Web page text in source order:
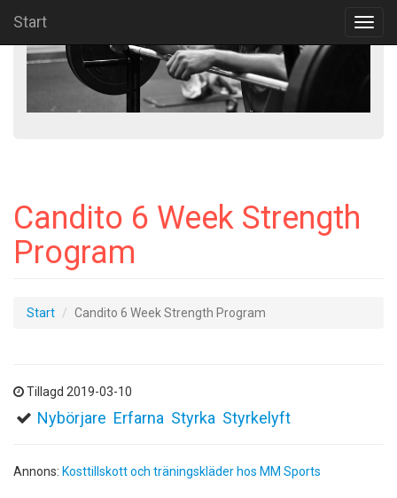
Start
Candito 6 Week Strength
Program
Start Candito 6 Week Strength Program
Tillagd 2019-03-10
Nybörjare Erfarna Styrka Styrkelyft
Annons: Kosttillskott och träningskläder hos MM Sports